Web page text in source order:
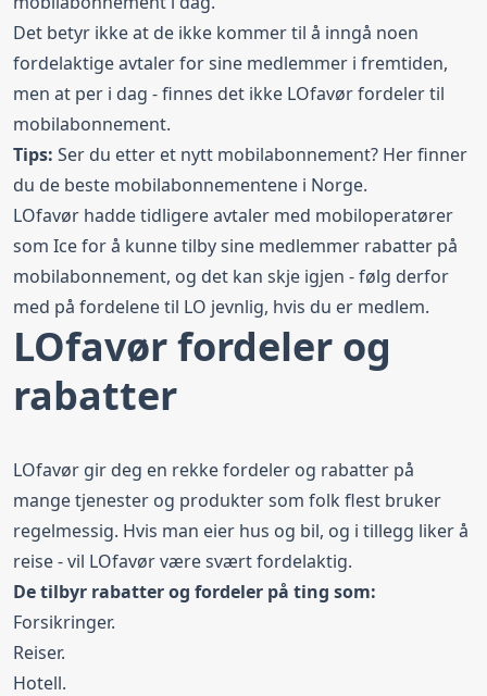
Det betyr ikke at de ikke kommer til å inngå noen
fordelaktige avtaler for sine medlemmer i fremtiden,
men at per i dag - finnes det ikke LOfavør fordeler til
mobilabonnement.
Tips: Ser du etter et nytt mobilabonnement? Her finner
du de beste mobilabonnementene i Norge.
LOfavør hadde tidligere avtaler med mobiloperatører
som Icefor å kunne tilby sine medlemmer rabatter på
mobilabonnement, og det kan skje igjen - følg derfor
med på fordelene til LO jevnlig, hvis du er medlem.
LOfavør fordeler og
rabatter
LOfavør gir deg en rekke fordeler og rabatter på
mange tjenester og produkter som folk flest bruker
regelmessig. Hvis man eier hus og bil, og i tillegg liker å
reise - vil LOfavør være svært fordelaktig.
De tilbyr rabatter og fordeler på ting som:
Forsikringer.
Reiser.
Hotell.